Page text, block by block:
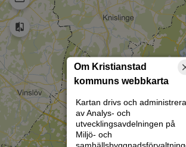
Rita
Om Kristianstad
kommuns webbkarta
Kartan drivs och
av Analys- och
utvecklingsavdelningen på
Miljö- och